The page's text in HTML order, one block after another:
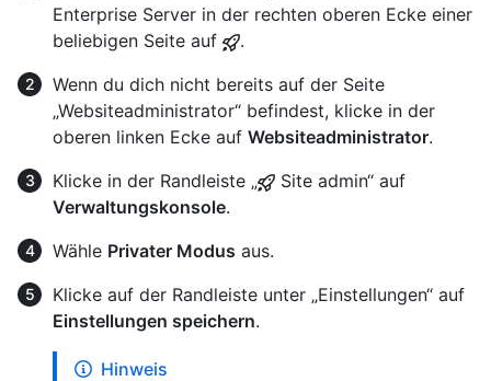
Enterprise Server in der rechten oberen Ecke einer
beliebigen Seite auf
.
Wenn du dich nicht bereits auf der Seite
„Websiteadministrator“ befindest, klicke in der
oberen linken Ecke auf Websiteadministrator.
Klicke in der Randleiste „
Site admin“ auf
Verwaltungskonsole.
Wähle Privater Modus aus.
Klicke auf der Randleiste unter „Einstellungen“ auf
Einstellungen speichern.
Hinweis